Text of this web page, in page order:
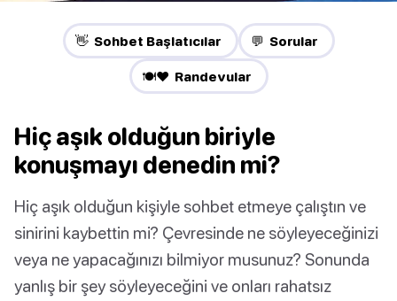
👋 Sohbet Başlatıcılar 💬 Sorular
🍽️❤️ Randevular
Hiç aşık olduğun biriyle
konuşmayı denedin mi?
Hiç aşık olduğun kişiyle sohbet etmeye çalıştın ve
sinirini kaybettin mi? Çevresinde ne söyleyeceğinizi
veya ne yapacağınızı bilmiyor musunuz? Sonunda
yanlış bir şey söyleyeceğini ve onları rahatsız